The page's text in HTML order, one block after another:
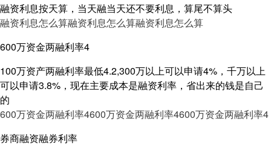
融资利息按天算，当天融当天还不要利息，算尾不算头
融资利息怎么算融资利息怎么算融资利息怎么算
600万资金两融利率4
100万资产两融利率最低4.2,300万以上可以申请4%，千万以上
可以申请3.8%，现在主要成本是融资利率，省出来的钱是自己
的
600万资金两融利率4600万资金两融利率4600万资金两融利率4
券商融资融券利率